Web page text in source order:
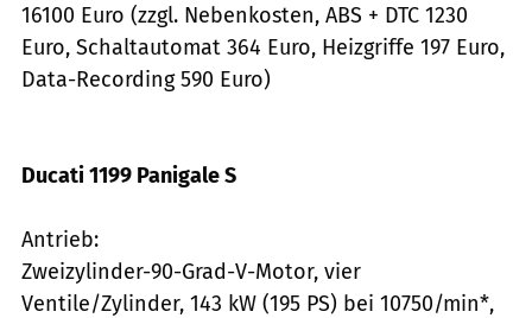
16100 Euro (zzgl. Nebenkosten, ABS + DTC 1230
Euro, Schaltautomat 364 Euro, Heizgriffe 197 Euro,
Data-Recording 590 Euro)
Ducati 1199 Panigale S
Antrieb:
Zweizylinder-90-Grad-V-Motor, vier
Ventile/Zylinder, 143 kW (195 PS) bei 10750/min*,